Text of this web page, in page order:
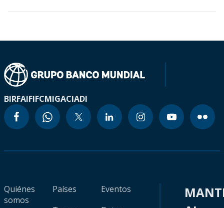
BIRFAIFIFCMIGACIADI
Quiénes
somos
Países
Eventos